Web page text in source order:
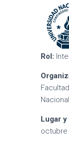
Rol:
Lugar y
octubre